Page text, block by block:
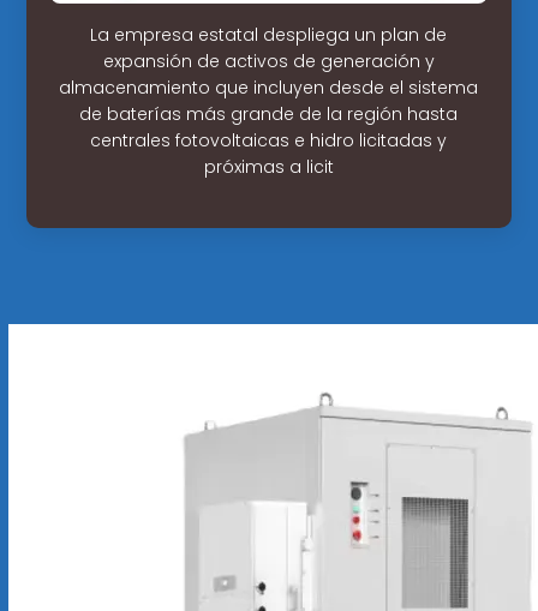
La empresa estatal despliega un plan de
expansión de activos de generación y
almacenamiento que incluyen desde el sistema
de baterías más grande de la región hasta
centrales fotovoltaicas e hidro licitadas y
próximas a licit